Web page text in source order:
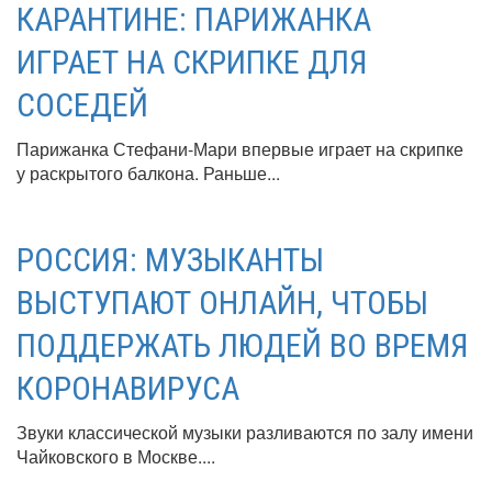
КАРАНТИНЕ: ПАРИЖАНКА
ИГРАЕТ НА СКРИПКЕ ДЛЯ
СОСЕДЕЙ
Парижанка Стефани-Мари впервые играет на скрипке
у раскрытого балкона. Раньше...
РОССИЯ: МУЗЫКАНТЫ
ВЫСТУПАЮТ ОНЛАЙН, ЧТОБЫ
ПОДДЕРЖАТЬ ЛЮДЕЙ ВО ВРЕМЯ
КОРОНАВИРУСА
Звуки классической музыки разливаются по залу имени
Чайковского в Москве....